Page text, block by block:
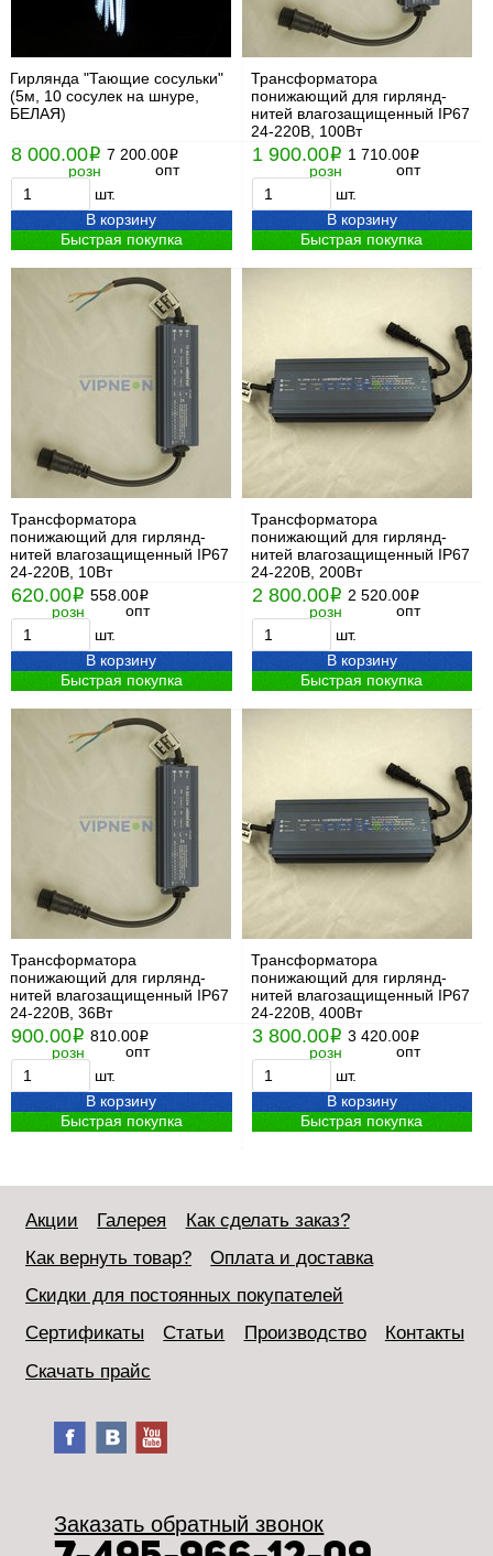
Гирлянда "Тающие сосульки"
(5м, 10 сосулек на шнуре,
БЕЛАЯ)
8 000.00i
розн
7 200.00i
опт
шт.
В корзину
Быстрая покупка
Трансформатора
понижающий для гирлянд-
нитей влагозащищенный IP67
24-220В, 100Вт
1 900.00i
розн
1 710.00i
опт
шт.
В корзину
Быстрая покупка
Трансформатора
понижающий для гирлянд-
нитей влагозащищенный IP67
24-220В, 10Вт
620.00i
розн
558.00i
опт
шт.
В корзину
Быстрая покупка
Трансформатора
понижающий для гирлянд-
нитей влагозащищенный IP67
24-220В, 200Вт
2 800.00i
розн
2 520.00i
опт
шт.
В корзину
Быстрая покупка
Трансформатора
понижающий для гирлянд-
нитей влагозащищенный IP67
24-220В, 36Вт
900.00i
розн
810.00i
опт
шт.
В корзину
Быстрая покупка
Трансформатора
понижающий для гирлянд-
нитей влагозащищенный IP67
24-220В, 400Вт
3 800.00i
розн
3 420.00i
опт
шт.
В корзину
Быстрая покупка
Акции Галерея
Как сделать заказ?
Как вернуть товар?
Оплата и доставка
Скидки для постоянных покупателей
Сертификаты
Статьи Производство
Контакты
Скачать прайс
Заказать обратный звонок